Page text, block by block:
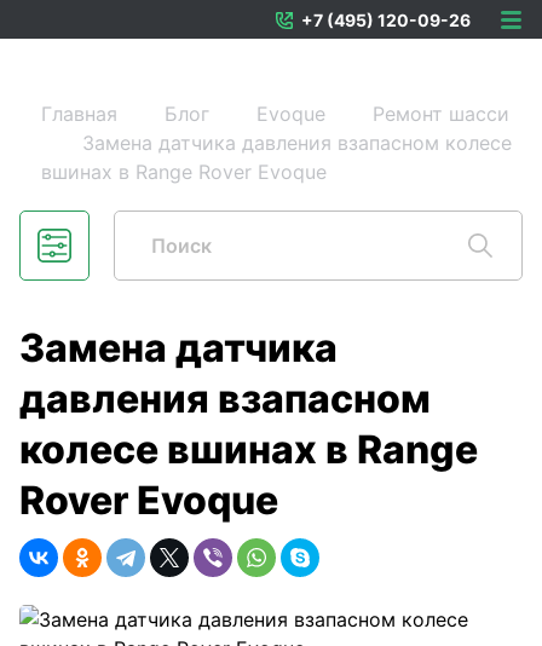
+7 (495) 120-09-26
Главная Блог Evoque
Ремонт шасси
Замена датчика давления взапасном колесе
вшинах в Range Rover Evoque